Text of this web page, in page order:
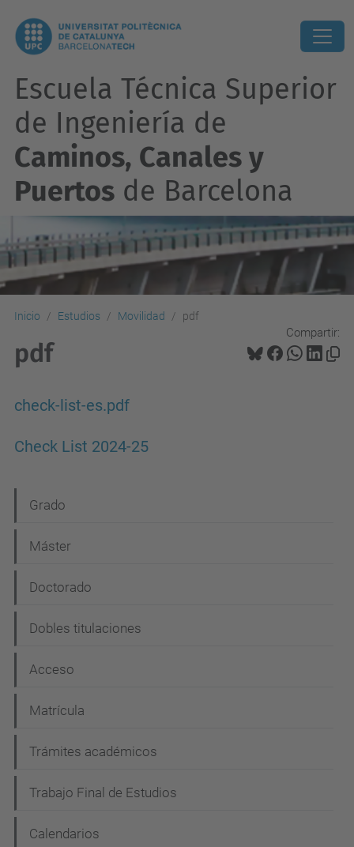
Escuela Técnica Superior
de Ingeniería de
Caminos, Canales y
Puertos de Barcelona
Inicio Estudios Movilidad pdf
Compartir:
pdf
check-list-es.pdf
Check List 2024-25
a
v
g
a
i
ó
Grado
Máster
Doctorado
Dobles titulaciones
Acceso
Matrícula
Trámites académicos
Trabajo Final de Estudios
Calendarios